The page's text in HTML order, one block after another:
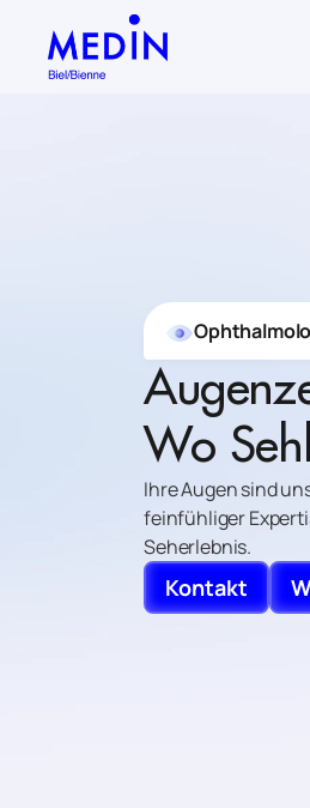
Zum Hauptinhalt springen
Wo
Ihre Augen sind
feinfühliger
Seherlebnis.
Kontakt